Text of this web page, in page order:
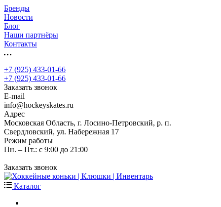
Бренды
Новости
Блог
Наши партнёры
Контакты
+7 (925) 433-01-66
+7 (925) 433-01-66
Заказать звонок
E-mail
info@hockeyskates.ru
Адрес
Московская Область, г. Лосино-Петровский, р. п.
Свердловский, ул. Набережная 17
Режим работы
Пн. – Пт.: с 9:00 до 21:00
Заказать звонок
Каталог